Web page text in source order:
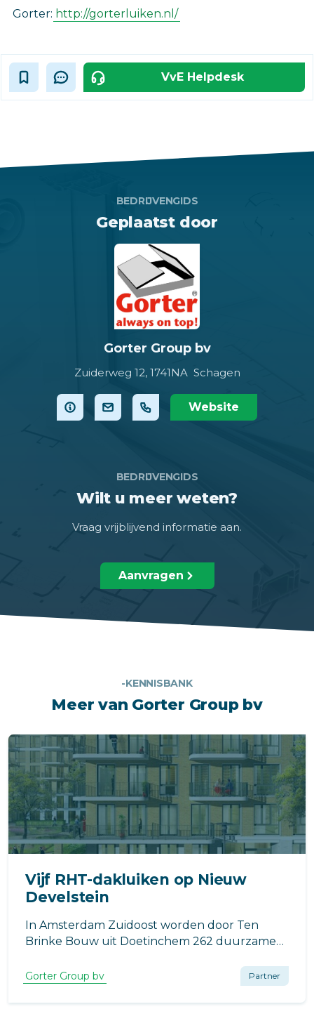
Gorter: http://gorterluiken.nl/
VvE Helpdesk
BEDRIJVENGIDS
Geplaatst door
Gorter Group bv
Zuiderweg 12, 1741NA Schagen
Website
BEDRIJVENGIDS
Wilt u meer weten?
Vraag vrijblijvend informatie aan.
Aanvragen
-KENNISBANK
Meer van Gorter Group bv
Vijf RHT-dakluiken op Nieuw
Develstein
In Amsterdam Zuidoost worden door Ten
Brinke Bouw uit Doetinchem 262 duurzame
Gorter Group bv Partner